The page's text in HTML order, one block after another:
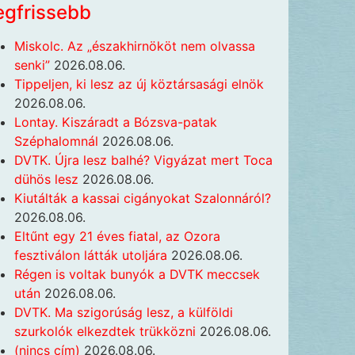
Miskolc. Az „északhirnököt nem olvassa
senki” 2026.08.06.
Tippeljen, ki lesz az új köztársasági elnök
2026.08.06.
Lontay. Kiszáradt a Bózsva-patak
Széphalomnál 2026.08.06.
DVTK. Újra lesz balhé? Vigyázat mert Toca
dühös lesz 2026.08.06.
Kiutálták a kassai cigányokat Szalonnáról?
2026.08.06.
Eltűnt egy 21 éves fiatal, az Ozora
fesztiválon látták utoljára 2026.08.06.
Régen is voltak bunyók a DVTK meccsek
után 2026.08.06.
DVTK. Ma szigorúság lesz, a külföldi
szurkolók elkezdtek trükközni 2026.08.06.
(nincs cím) 2026.08.06.